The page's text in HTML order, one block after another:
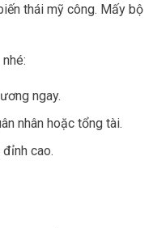
thái mỹ công. Mấy bộ
ngay.
nhân hoặc tổng tài.
đỉnh cao.